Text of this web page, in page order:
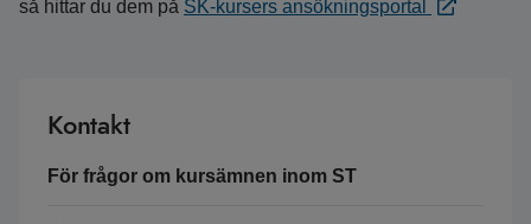
så hittar du dem på SK-kursers ansökningsportal
Kontakt
För frågor om kursämnen inom ST